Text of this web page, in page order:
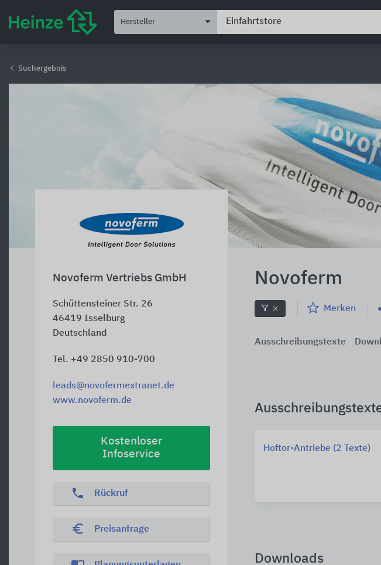
Hersteller
Suchergebnis
Novoferm Vertriebs GmbH
Schüttensteiner Str. 26
46419 Isselburg
Deutschland
Tel. +49 2850 910-700
leads@novofermextranet.de
www.novoferm.de
Kostenloser
Infoservice
phone Rückruf
euro_symbol Preisanfrage
Novoferm
Merken
Ausschreibungstexte
Hoftor-Antriebe (2 Texte)
Downloads